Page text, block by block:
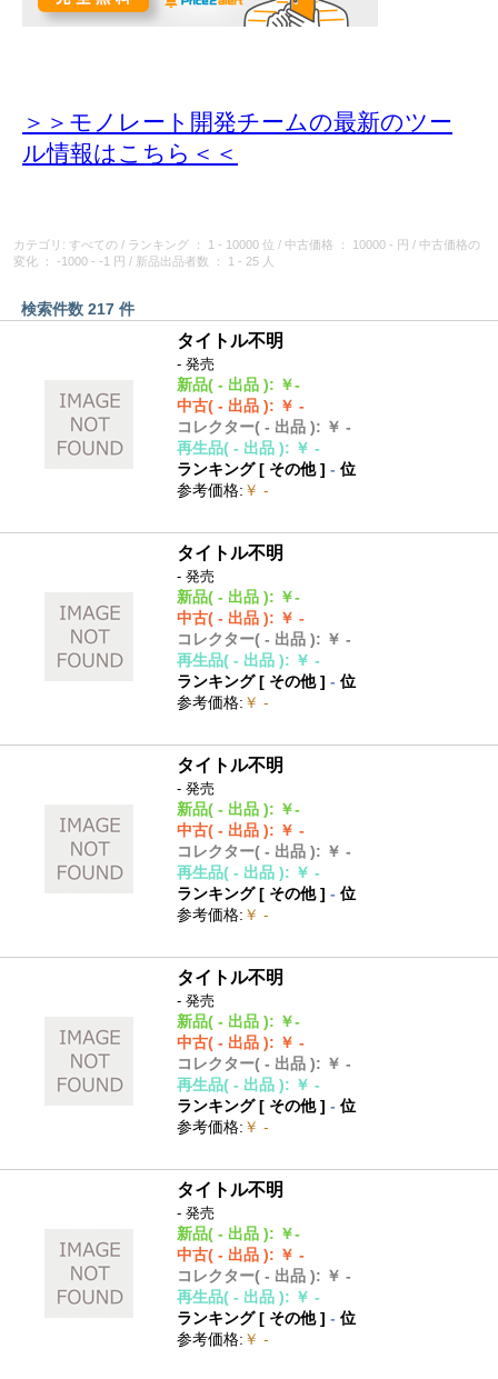
＞＞モノレート開発チームの最新のツー
ル情報はこちら＜＜
カテゴリ: すべての / ランキング ： 1 - 10000 位 / 中古価格 ： 10000 - 円 / 中古価格の
変化
： -1000 - -1 円 / 新品出品者数 ： 1 - 25 人
検索件数 217 件
タイトル不明
- 発売
新品( - 出品 ): ￥-
中古( - 出品 ): ￥ -
コレクター( - 出品 ): ￥ -
再生品( - 出品 ): ￥ -
ランキング [ その他]- 位
参考価格: ￥ -
タイトル不明
- 発売
新品( - 出品 ): ￥-
中古( - 出品 ): ￥ -
コレクター( - 出品 ): ￥ -
再生品( - 出品 ): ￥ -
ランキング [ その他]- 位
参考価格: ￥ -
タイトル不明
- 発売
新品( - 出品 ): ￥-
中古( - 出品 ): ￥ -
コレクター( - 出品 ): ￥ -
再生品( - 出品 ): ￥ -
ランキング [ その他]- 位
参考価格: ￥ -
タイトル不明
- 発売
新品( - 出品 ): ￥-
中古( - 出品 ): ￥ -
コレクター( - 出品 ): ￥ -
再生品( - 出品 ): ￥ -
ランキング [ その他]- 位
参考価格: ￥ -
タイトル不明
- 発売
新品( - 出品 ): ￥-
中古( - 出品 ): ￥ -
コレクター( - 出品 ): ￥ -
再生品( - 出品 ): ￥ -
ランキング [ その他]- 位
参考価格: ￥ -